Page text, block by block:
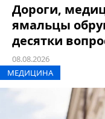
Дороги,
ямальцы
десятки
08.08.2026
МЕДИЦИНА